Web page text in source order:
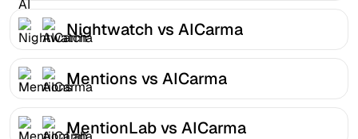
Nightwatch vs AICarma
Mentions vs AICarma
MentionLab vs AICarma